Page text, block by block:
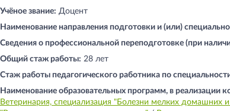
Учёное звание: Доцент
Наименование направления подготовки и (или)
Сведения о профессиональной переподготовке (при
Общий стаж работы: 28 лет
Стаж работы педагогического работника по
Наименование образовательных программ, в реализации
Ветеринария, специализация "Болезни мелких домашних